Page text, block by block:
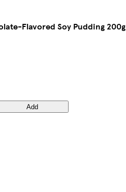
Flavored Soy Pudding 200g
Add